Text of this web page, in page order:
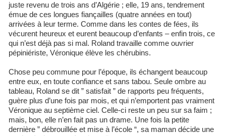
juste revenu de trois ans d’Algérie ; elle, 19 ans, tendrement
émue de ces longues fiançailles (quatre années en tout)
arrivées à leur terme. Comme dans les contes de fées, ils
vécurent heureux et eurent beaucoup d’enfants – enfin trois, ce
qui n’est déjà pas si mal. Roland travaille comme ouvrier
pépiniériste, Véronique élève les chérubins.
Chose peu commune pour l’époque, ils échangent beaucoup
entre eux, en toute confiance et sans tabou. Seule ombre au
tableau, Roland se dit ” satisfait ” de rapports peu fréquents,
guère plus d’une fois par mois, et qui n’emportent pas vraiment
Véronique au septième ciel. Celle-ci reste un peu sur sa faim ;
mais, bon, elle n’en fait pas un drame. Une fois la petite
dernière ” débrouillée et mise à l’école “, sa maman décide une